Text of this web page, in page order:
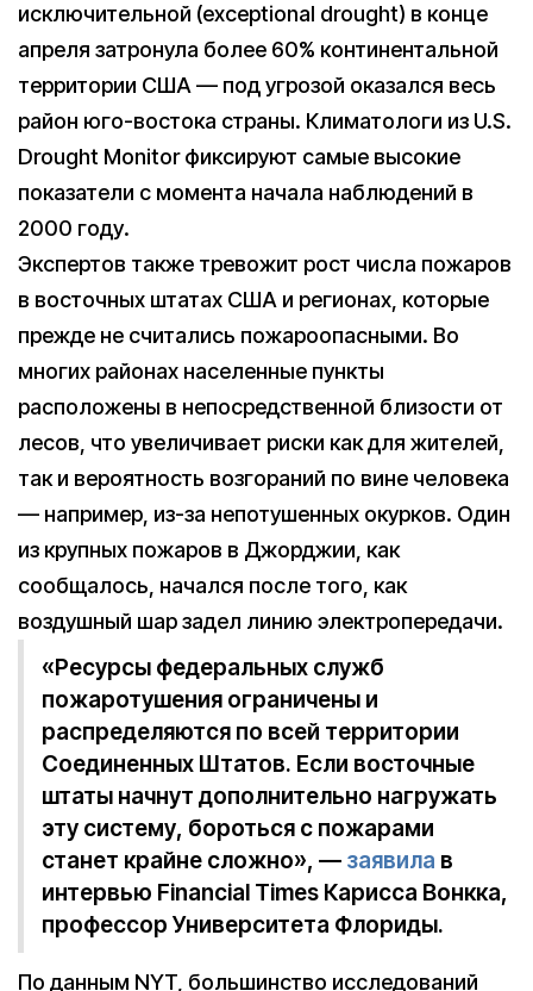
исключительной (exceptional drought) в конце
апреля затронула более 60% континентальной
территории США — под угрозой оказался весь
район юго-востока страны. Климатологи из U.S.
Drought Monitor фиксируют самые высокие
показатели с момента начала наблюдений в
2000 году.
Экспертов также тревожит рост числа пожаров
в восточных штатах США и регионах, которые
прежде не считались пожароопасными. Во
многих районах населенные пункты
расположены в непосредственной близости от
лесов, что увеличивает риски как для жителей,
так и вероятность возгораний по вине человека
— например, из-за непотушенных окурков. Один
из крупных пожаров в Джорджии, как
сообщалось, начался после того, как
воздушный шар задел линию электропередачи.
«Ресурсы федеральных служб
пожаротушения ограничены и
распределяются по всей территории
Соединенных Штатов. Если восточные
штаты начнут дополнительно нагружать
эту систему, бороться с пожарами
станет крайне сложно», — заявила в
интервью Financial Times Карисса Вонкка,
профессор Университета Флориды.
По данным NYT, большинство исследований